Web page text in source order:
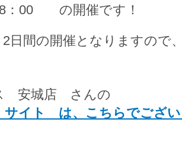
：00 の開催です！
2日間の開催となりますので
安城店 さんの
イト は、こちらでござい